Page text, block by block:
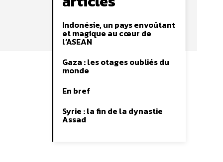
Indonésie, un pays envoûtant
et magique au cœur de
l’ASEAN
Gaza : les otages oubliés du
monde
En bref
Syrie : la fin de la dynastie
Assad